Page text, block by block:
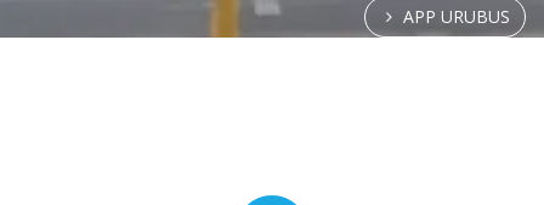
APP URUBUS